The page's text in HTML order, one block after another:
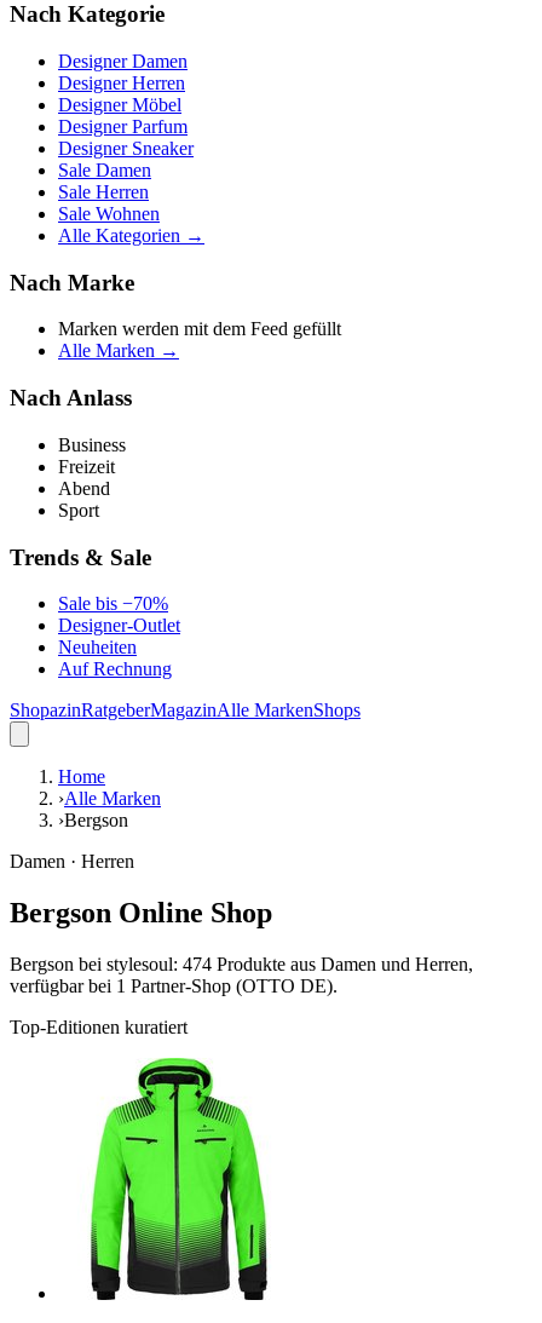
Nach Kategorie
Designer Damen
Designer Herren
Designer Möbel
Designer Parfum
Designer Sneaker
Sale Damen
Sale Herren
Sale Wohnen
Alle Kategorien →
Nach Marke
Marken werden mit dem Feed gefüllt
Alle Marken →
Nach Anlass
Business
Freizeit
Abend
Sport
Trends & Sale
Sale bis −70%
Designer-Outlet
Neuheiten
Auf Rechnung
ShopazinRatgeberMagazinAlle MarkenShops
Home
›Alle Marken
›Bergson
Damen · Herren
Bergson Online Shop
Bergson bei stylesoul: 474 Produkte aus Damen und Herren,
verfügbar bei 1 Partner-Shop (OTTO DE).
Top-Editionen kuratiert